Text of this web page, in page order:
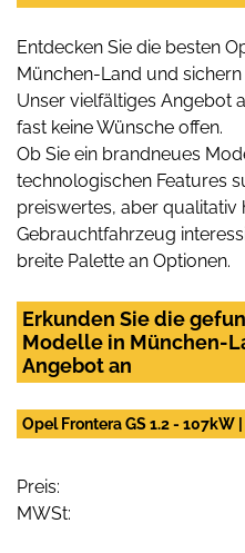
Entdecken Sie die besten
München-Land und
Unser vielfältiges Angebot
fast keine Wünsche offen.
Ob Sie ein brandneues
technologischen Features
preiswertes, aber qualitativ
Gebrauchtfahrzeug
breite Palette an Optionen.
Erkunden Sie die
Modelle in München-
Angebot an
Opel Frontera GS 1.2 - 107kW |
Preis:
MWSt: